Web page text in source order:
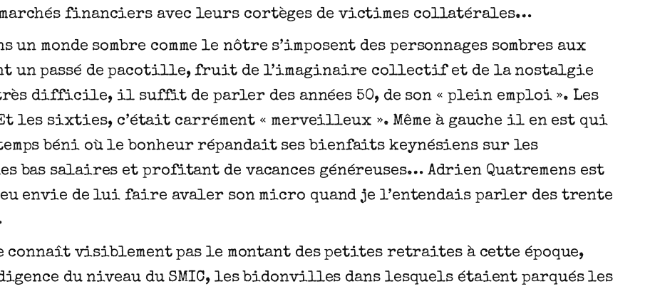
marchés financiers avec leurs cortèges de victimes collatérales…
un monde sombre comme le nôtre s’imposent des personnages sombres aux
un passé de pacotille, fruit de l’imaginaire collectif et de la nostalgie
très difficile, il suffit de parler des années 50, de son « plein emploi ». Les
les sixties, c’était carrément « merveilleux ». Même à gauche il en est qui
béni où le bonheur répandait ses bienfaits keynésiens sur les
bas salaires et profitant de vacances généreuses… Adrien Quatremens est
envie de lui faire avaler son micro quand je l’entendais parler des trente
connaît visiblement pas le montant des petites retraites à cette époque,
du niveau du SMIC, les bidonvilles dans lesquels étaient parqués les